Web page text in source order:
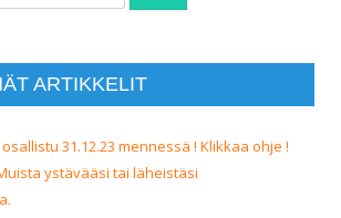
ARTIKKELIT
31.12.23 mennessä ! Klikkaa ohje !
ystävääsi tai läheistäsi